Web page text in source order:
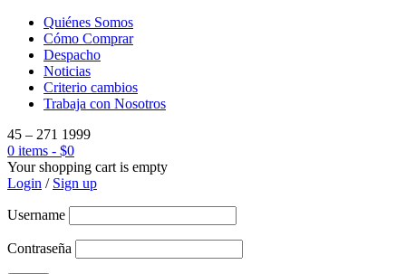
Quiénes Somos
Cómo Comprar
Despacho
Noticias
Criterio cambios
Trabaja con Nosotros
45 – 271 1999
0 items - $0
Your shopping cart is empty
Login / Sign up
Username
Contraseña